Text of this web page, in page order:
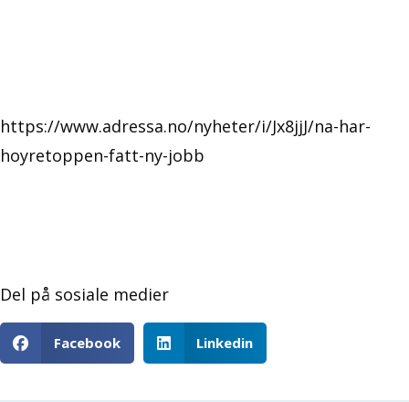
https://www.adressa.no/nyheter/i/Jx8jjJ/na-har-
hoyretoppen-fatt-ny-jobb
Del på sosiale medier
Facebook Linkedin